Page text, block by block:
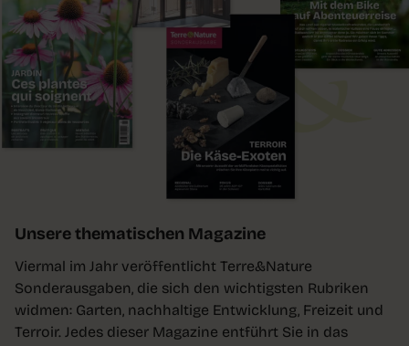
Unsere thematischen Magazine
Viermal im Jahr veröffentlicht Terre&Nature
Sonderausgaben, die sich den wichtigsten Rubriken
widmen: Garten, nachhaltige Entwicklung, Freizeit und
Terroir. Jedes dieser Magazine entführt Sie in das